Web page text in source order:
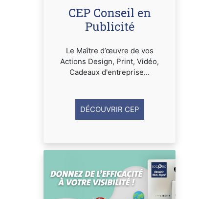
CEP Conseil en
Publicité
Le Maître d’œuvre de vos
Actions Design, Print, Vidéo,
Cadeaux d'entreprise...
DÉCOUVRIR CEP